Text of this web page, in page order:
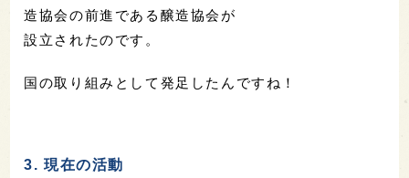
造協会の前進である醸造協会が
設立されたのです。
国の取り組みとして発足したんですね！
3. 現在の活動